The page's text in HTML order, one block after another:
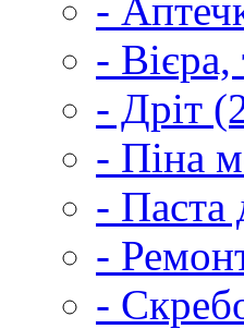
-
- Вієра,
- Дріт
- Піна
- Паста
-
-